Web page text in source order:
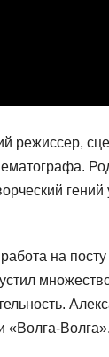
режиссер,
на
«Волга-Волга».